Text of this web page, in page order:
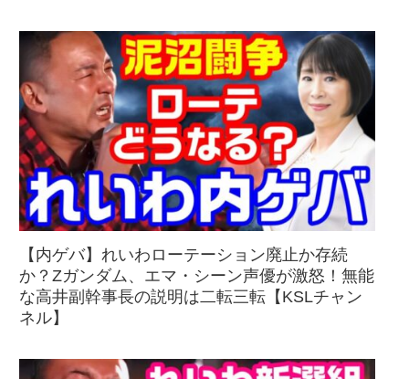
【内ゲバ】れいわローテーション廃止か存続
か？Zガンダム、エマ・シーン声優が激怒！無能
な高井副幹事長の説明は二転三転【KSLチャン
ネル】